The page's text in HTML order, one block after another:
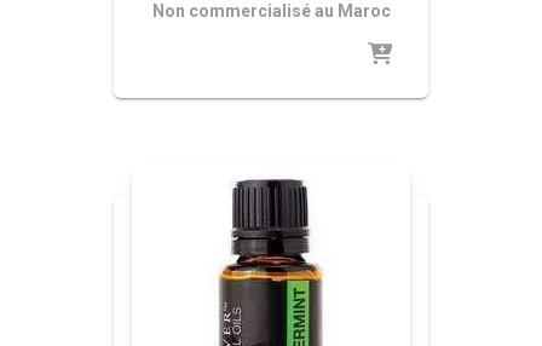
Non commercialisé au Maroc